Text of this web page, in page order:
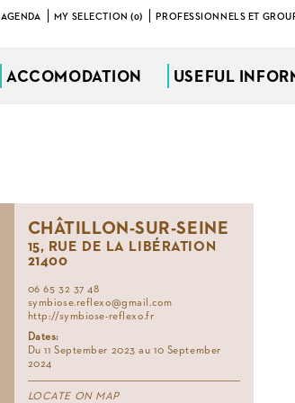
AGENDA MY SELECTION (0) PROFESSIONNELS ET
ACCOMODATION USEFUL
CHÂTILLON-SUR-SEINE
15, RUE DE LA LIBÉRATION
21400
06 65 32 37 48
symbiose.reflexo@gmail.com
http://symbiose-reflexo.fr
Dates:
Du 11 September 2023 au 10 September
2024
LOCATE ON MAP